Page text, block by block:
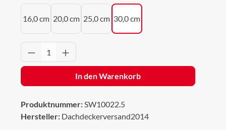
16,0 cm 20,0 cm 25,0 cm 30,0 cm
Produkt Anzahl: Gib den gewünschten
In den Warenkorb
Produktnummer:SW10022.5
Hersteller: Dachdeckerversand2014